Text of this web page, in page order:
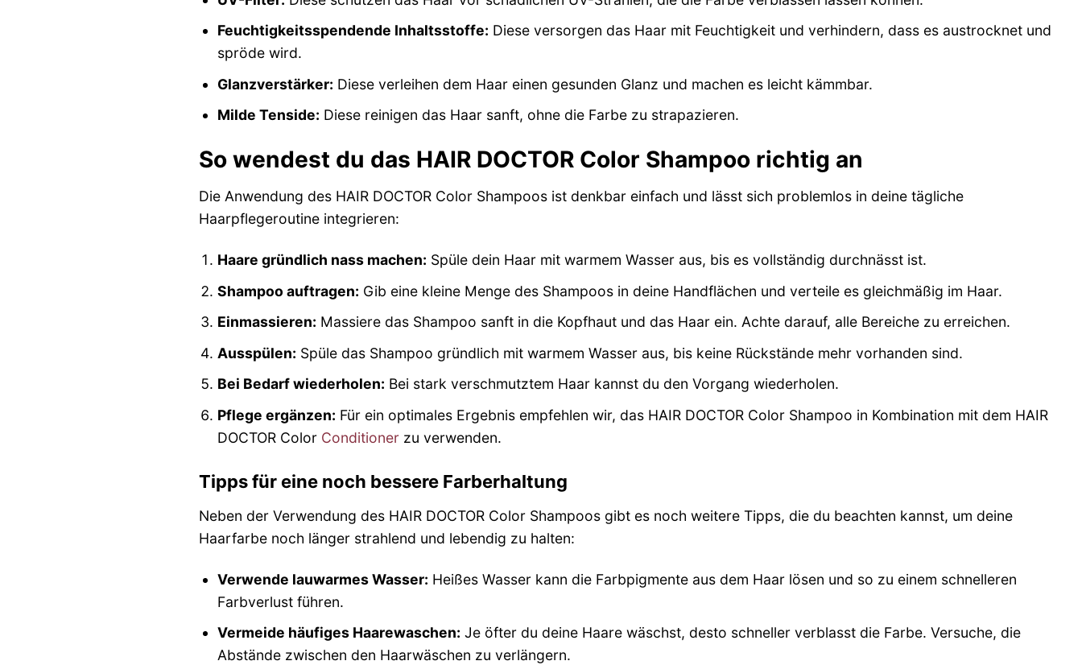
Feuchtigkeitsspendende Inhaltsstoffe: Diese versorgen das Haar mit Feuchtigkeit und verhindern, dass es austrocknet und
spröde wird.
Glanzverstärker: Diese verleihen dem Haar einen gesunden Glanz und machen es leicht kämmbar.
Milde Tenside: Diese reinigen das Haar sanft, ohne die Farbe zu strapazieren.
So wendest du das HAIR DOCTOR Color Shampoo richtig an
Die Anwendung des HAIR DOCTOR Color Shampoos ist denkbar einfach und lässt sich problemlos in deine tägliche
Haarpflegeroutine integrieren:
Haare gründlich nass machen: Spüle dein Haar mit warmem Wasser aus, bis es vollständig durchnässt ist.
Shampoo auftragen: Gib eine kleine Menge des Shampoos in deine Handflächen und verteile es gleichmäßig im Haar.
Einmassieren: Massiere das Shampoo sanft in die Kopfhaut und das Haar ein. Achte darauf, alle Bereiche zu erreichen.
Ausspülen: Spüle das Shampoo gründlich mit warmem Wasser aus, bis keine Rückstände mehr vorhanden sind.
Bei Bedarf wiederholen: Bei stark verschmutztem Haar kannst du den Vorgang wiederholen.
Pflege ergänzen: Für ein optimales Ergebnis empfehlen wir, das HAIR DOCTOR Color Shampoo in Kombination mit dem HAIR
DOCTOR Color Conditioner zu verwenden.
Tipps für eine noch bessere Farberhaltung
Neben der Verwendung des HAIR DOCTOR Color Shampoos gibt es noch weitere Tipps, die du beachten kannst, um deine
Haarfarbe noch länger strahlend und lebendig zu halten:
Verwende lauwarmes Wasser: Heißes Wasser kann die Farbpigmente aus dem Haar lösen und so zu einem schnelleren
Farbverlust führen.
Vermeide häufiges Haarewaschen: Je öfter du deine Haare wäschst, desto schneller verblasst die Farbe. Versuche, die
Abstände zwischen den Haarwäschen zu verlängern.